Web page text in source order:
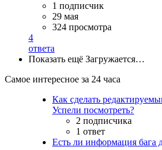
1 подписчик
29 мая
324 просмотра
4
ответа
Показать ещё Загружается…
Самое интересное за 24 часа
Как сделать
Успели посмотреть?
2 подписчика
1 ответ
Есть ли информация бага